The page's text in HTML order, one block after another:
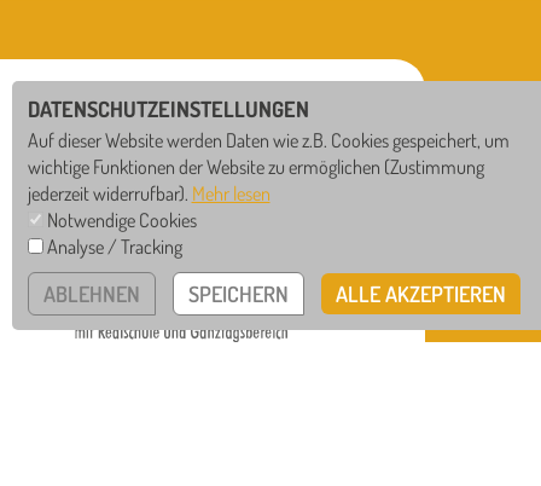
WRS GTB
DATENSCHUTZEINSTELLUNGEN
Auf dieser Website werden Daten wie z.B. Cookies gespeichert, um
wichtige Funktionen der Website zu ermöglichen (Zustimmung
jederzeit widerrufbar). Mehr lesen
Notwendige Cookies
Analyse / Tracking
ABLEHNEN SPEICHERN ALLE AKZEPTIEREN